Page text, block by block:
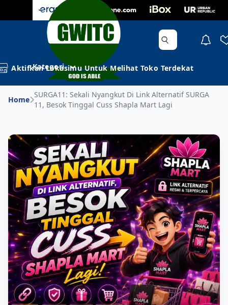
Kategori
Aktifkan Lokasimu Untuk Melihat Toko Terdekat
Home
SURGA11: Sekali Nyangkut Di Link Alternatif SURGA
11, Besok Tinggal Cuss Shapla Mart Lagi